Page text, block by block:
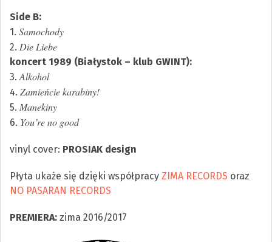
Side B:
1.Samochody
2. Die Liebe
koncert 1989 (Białystok – klub GWINT):
3.Alkohol
4.Zamieńcie karabiny!
5. Manekiny
6. You’re no good
vinyl cover: PROSIAK design
Płyta ukaże się dzięki współpracyZIMA RECORDS oraz
NO PASARAN RECORDS
PREMIERA: zima 2016/2017